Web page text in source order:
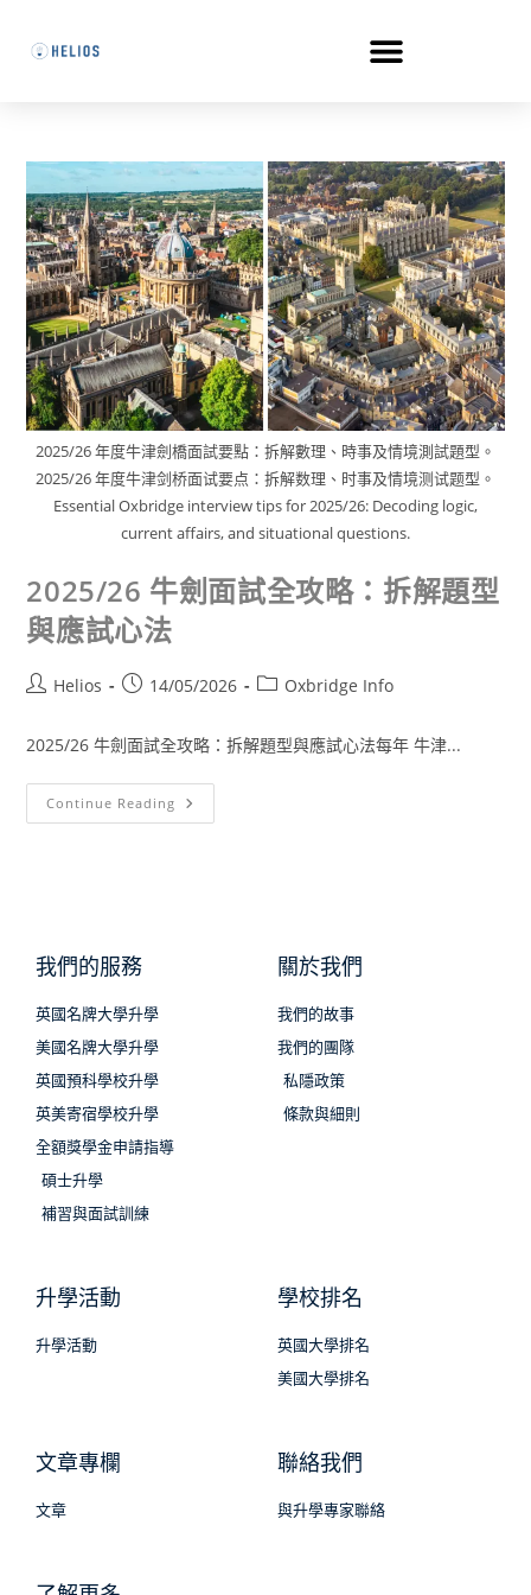
2025/26 年度牛津劍橋面試要點：拆解數理、時事及情境測試題型。
2025/26 年度牛津剑桥面试要点：拆解数理、时事及情境测试题型。
Essential Oxbridge interview tips for 2025/26: Decoding logic,
current affairs, and situational questions.
2025/26 牛劍面試全攻略：拆解題型
與應試心法
Helios 14/05/2026 Oxbridge Info
2025/26 牛劍面試全攻略：拆解題型與應試心法每年 牛津...
Continue Reading
我們的服務
英國名牌大學升學
美國名牌大學升學
英國預科學校升學
英美寄宿學校升學
全額獎學金申請指導
碩士升學
補習與面試訓練
關於我們
我們的故事
我們的團隊
私隱政策
條款與細則
升學活動
升學活動
學校排名
英國大學排名
美國大學排名
文章專欄
文章
聯絡我們
與升學專家聯絡